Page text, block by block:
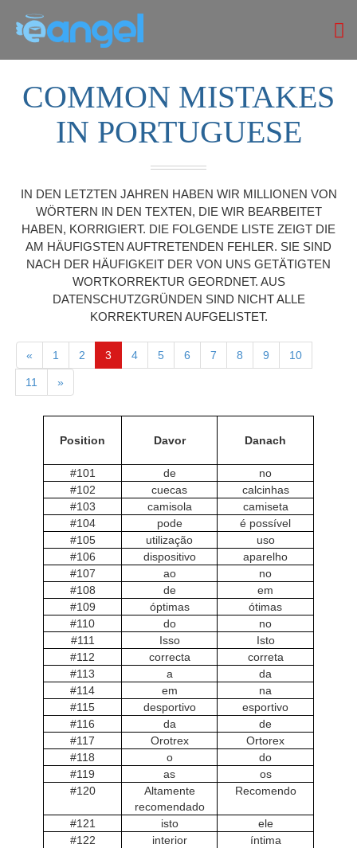
COMMON MISTAKES
IN PORTUGUESE
IN DEN LETZTEN JAHREN HABEN WIR MILLIONEN VON
WÖRTERN IN DEN TEXTEN, DIE WIR BEARBEITET
HABEN, KORRIGIERT. DIE FOLGENDE LISTE ZEIGT DIE
AM HÄUFIGSTEN AUFTRETENDEN FEHLER. SIE SIND
NACH DER HÄUFIGKEIT DER VON UNS GETÄTIGTEN
WORTKORREKTUR GEORDNET. AUS
DATENSCHUTZGRÜNDEN SIND NICHT ALLE
KORREKTUREN AUFGELISTET.
« 1 2 3 4 5 6 7 8 9 10
11 »
Position Davor Danach
#101 de
no
#102
cuecas
calcinhas
#103
camisola
camiseta
#104
pode
é possível
#105
utilização
uso
#106
dispositivo
aparelho
#107
ao
no
#108
de
em
#109
óptimas
ótimas
#110
do
no
#111
Isso
Isto
#112
correcta
correta
#113
a
da
#114
em
na
#115
desportivo
esportivo
#116
da
de
#117
Orotrex
Ortorex
#118
o
do
#119
as
os
#120
Altamente
recomendado
Recomendo
#121 isto
ele
#122
interior
íntima